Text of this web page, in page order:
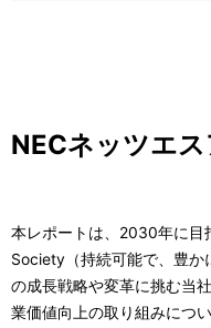
置
ナ
ゲ
ー
シ
NECネッツエ
本レポートは、2030年に
Society（持続可能で、豊か
の成長戦略や変革に挑む当
業価値向上の取り組みにつ